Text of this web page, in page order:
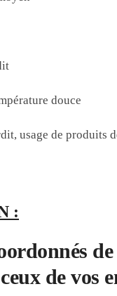
douce
usage de produits
:
de vos